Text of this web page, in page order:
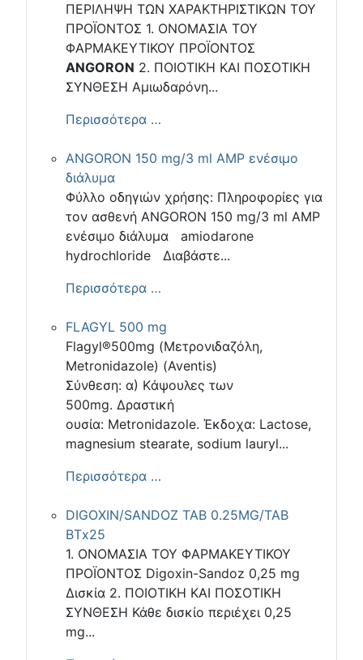
ΠΕΡΙΛΗΨΗ ΤΩΝ ΧΑΡΑΚΤΗΡΙΣΤΙΚΩΝ ΤΟΥ
ΠΡΟΪΟΝΤΟΣ 1. ΟΝΟΜΑΣΙΑ ΤΟΥ
ΦΑΡΜΑΚΕΥΤΙΚΟΥ ΠΡΟΪΟΝΤΟΣ
ANGORON 2. ΠΟΙΟΤΙΚΗ ΚΑΙ ΠΟΣΟΤΙΚΗ
ΣΥΝΘΕΣΗ Αμιωδαρόνη...
Περισσότερα …
ANGORON 150 mg/3 ml AMP ενέσιμο
διάλυμα
Φύλλο οδηγιών χρήσης: Πληροφορίες για
τον ασθενή ANGORON 150 mg/3 ml AMP
ενέσιμο διάλυμα amiodarone
hydrochloride Διαβάστε...
Περισσότερα …
FLAGYL 500 mg
Flagyl®500mg (Μετρονιδαζόλη,
Μetronidazole) (Aventis)
Σύνθεση: α) Kάψουλες των
500mg. Δραστική
ουσία: Μetronidazole. Έκδοχα: Lactose,
magnesium stearate, sodium lauryl...
Περισσότερα …
DIGOXIN/SANDOZ TAB 0.25MG/TAB
ΒΤx25
1. ΟΝΟΜΑΣΙΑ ΤΟΥ ΦΑΡΜΑΚΕΥΤΙΚΟΥ
ΠΡΟΪΟΝΤΟΣ Digoxin-Sandoz 0,25 mg
Δισκία 2. ΠΟΙΟΤΙΚΗ ΚΑΙ ΠΟΣΟΤΙΚΗ
ΣΥΝΘΕΣΗ Κάθε δισκίο περιέχει 0,25
mg...